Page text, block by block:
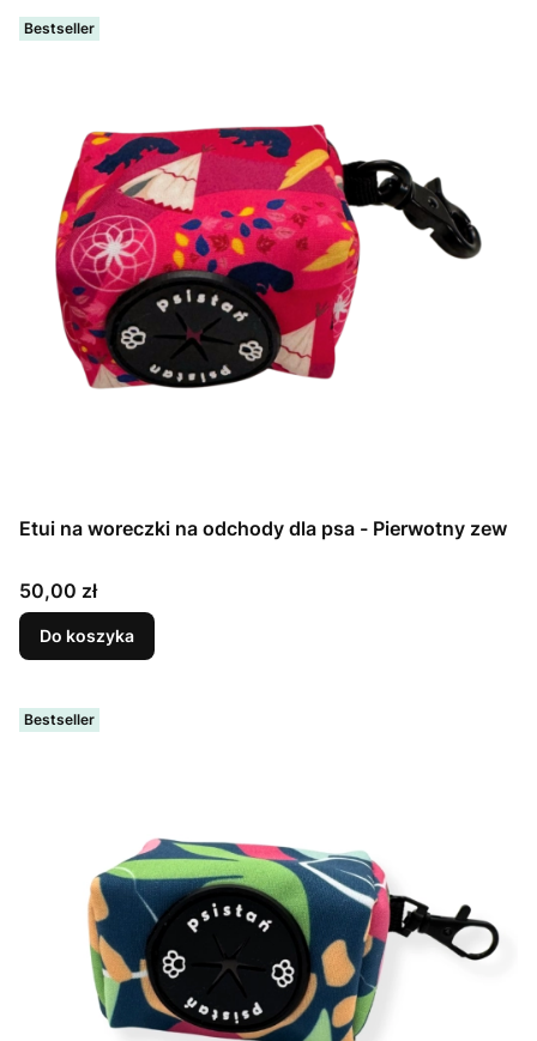
Bestseller
Etui na woreczki na odchody dla psa - Pierwotny zew
Cena
50,00 zł
Do koszyka
Bestseller